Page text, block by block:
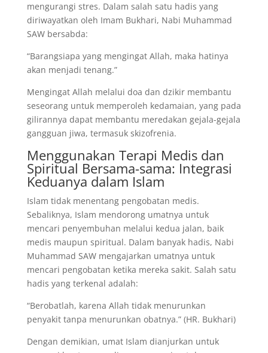
mengurangi stres. Dalam salah satu hadis yang
diriwayatkan oleh Imam Bukhari, Nabi Muhammad
SAW bersabda:
“Barangsiapa yang mengingat Allah, maka hatinya
akan menjadi tenang.”
Mengingat Allah melalui doa dan dzikir membantu
seseorang untuk memperoleh kedamaian, yang pada
gilirannya dapat membantu meredakan gejala-gejala
gangguan jiwa, termasuk skizofrenia.
Menggunakan Terapi Medis dan
Spiritual Bersama-sama: Integrasi
Keduanya dalam Islam
Islam tidak menentang pengobatan medis.
Sebaliknya, Islam mendorong umatnya untuk
mencari penyembuhan melalui kedua jalan, baik
medis maupun spiritual. Dalam banyak hadis, Nabi
Muhammad SAW mengajarkan umatnya untuk
mencari pengobatan ketika mereka sakit. Salah satu
hadis yang terkenal adalah:
“Berobatlah, karena Allah tidak menurunkan
penyakit tanpa menurunkan obatnya.” (HR. Bukhari)
Dengan demikian, umat Islam dianjurkan untuk